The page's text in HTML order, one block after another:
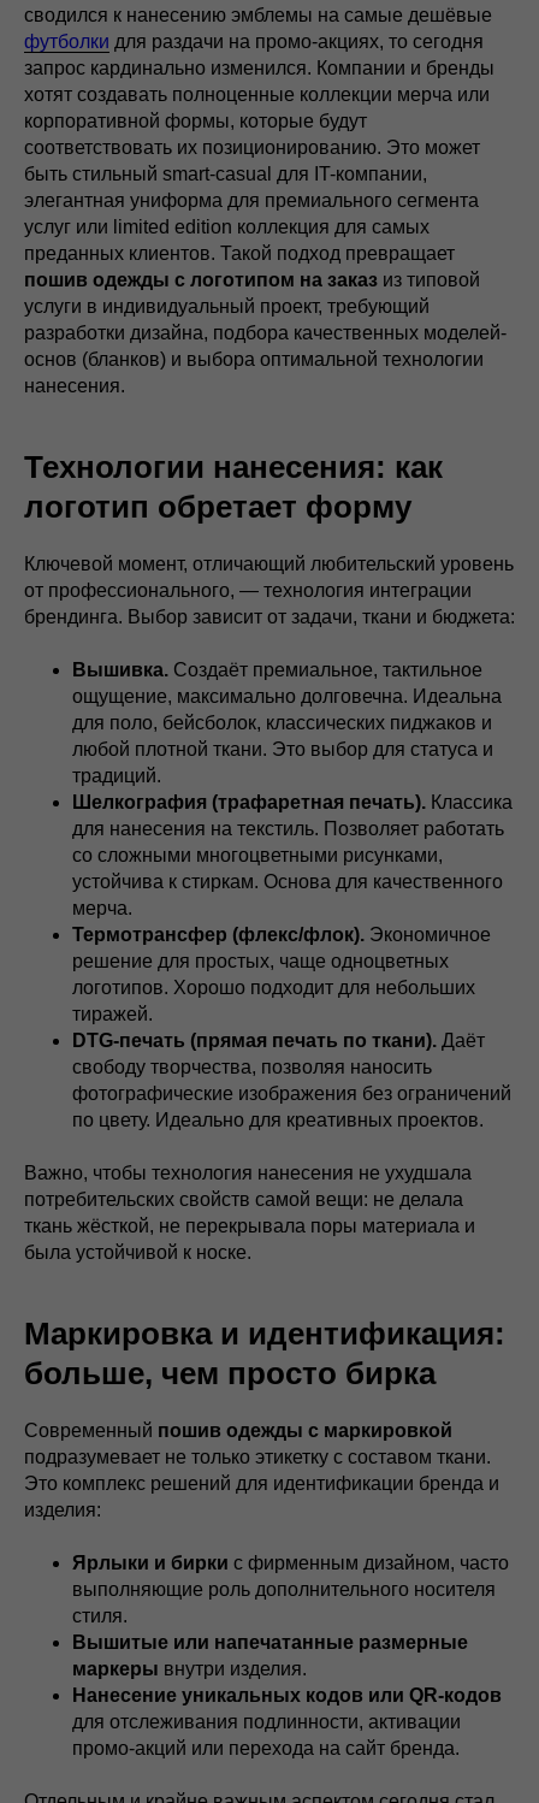
сводился к нанесению эмблемы на самые дешёвые
футболки для раздачи на промо-акциях, то сегодня
запрос кардинально изменился. Компании и бренды
хотят создавать полноценные коллекции мерча или
корпоративной формы, которые будут
соответствовать их позиционированию. Это может
быть стильный smart-casual для IT-компании,
элегантная униформа для премиального сегмента
услуг или limited edition коллекция для самых
преданных клиентов. Такой подход превращает
пошив одежды с логотипом на заказ из типовой
услуги в индивидуальный проект, требующий
разработки дизайна, подбора качественных моделей-
основ (бланков) и выбора оптимальной технологии
нанесения.
Технологии нанесения: как
логотип обретает форму
Ключевой момент, отличающий любительский уровень
от профессионального, — технология интеграции
брендинга. Выбор зависит от задачи, ткани и бюджета:
Вышивка. Создаёт премиальное, тактильное
ощущение, максимально долговечна. Идеальна
для поло, бейсболок, классических пиджаков и
любой плотной ткани. Это выбор для статуса и
традиций.
Шелкография (трафаретная печать). Классика
для нанесения на текстиль. Позволяет работать
со сложными многоцветными рисунками,
устойчива к стиркам. Основа для качественного
мерча.
Термотрансфер (флекс/флок). Экономичное
решение для простых, чаще одноцветных
логотипов. Хорошо подходит для небольших
тиражей.
DTG-печать (прямая печать по ткани). Даёт
свободу творчества, позволяя наносить
фотографические изображения без ограничений
по цвету. Идеально для креативных проектов.
Важно, чтобы технология нанесения не ухудшала
потребительских свойств самой вещи: не делала
ткань жёсткой, не перекрывала поры материала и
была устойчивой к носке.
Маркировка и идентификация:
больше, чем просто бирка
Современный пошив одежды c маркировкой
подразумевает не только этикетку с составом ткани.
Это комплекс решений для идентификации бренда и
изделия:
Ярлыки и бирки с фирменным дизайном, часто
выполняющие роль дополнительного носителя
стиля.
Вышитые или напечатанные размерные
маркеры внутри изделия.
Нанесение уникальных кодов или QR-кодов
для отслеживания подлинности, активации
промо-акций или перехода на сайт бренда.